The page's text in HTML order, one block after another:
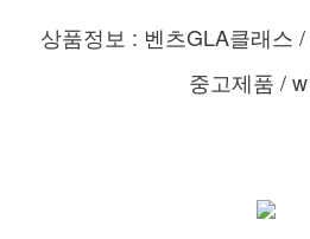
상품정보 : 벤츠GLA클래스
중고제품 /